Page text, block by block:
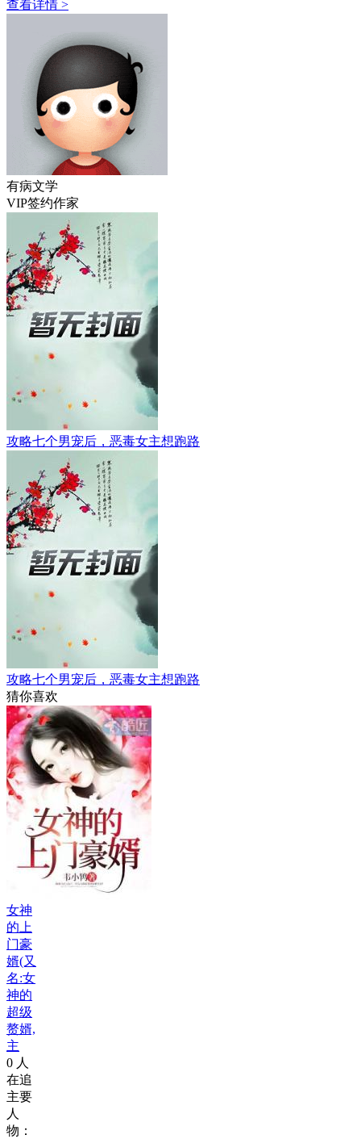
查看详情 >
有病文学
VIP签约作家
攻略七个男宠后，恶毒女主想跑路
攻略七个男宠后，恶毒女主想跑路
猜你喜欢
女神
的上
门豪
婿(又
名:女
神的
超级
赘婿,
主
0 人
在追
主要
人
物：